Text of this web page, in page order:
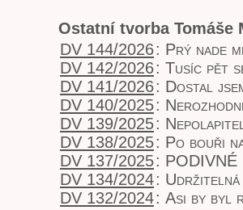
Ostatní tvorba Tomáše
DV 144/2026: Prý nade
DV 142/2026: Tusíc pět
DV 141/2026: Dostal
DV 140/2025:
DV 139/2025:
DV 138/2025: Po bouři
DV 137/2025: PODIVNÉ
DV 134/2024:
DV 132/2024: Asi by byl